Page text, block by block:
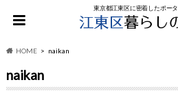
東京都江東区に密着したポー
HOME naikan
naikan